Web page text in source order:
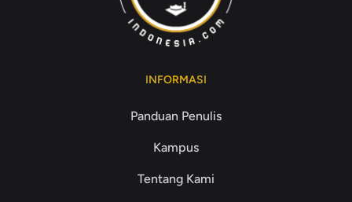
INFORMASI
Panduan Penulis
Kampus
Tentang Kami